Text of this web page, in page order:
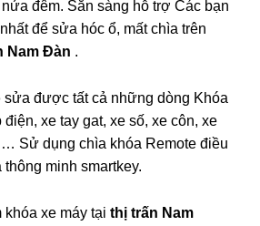
đêm. Sẵn sàng hỗ trợ Các bạn
để sửa hóc ổ, mất chìa trên
Nam Đàn .
sửa được tất cả những dòng Khóa
xe tay gat, xe số, xe côn, xe
Sử dụng chìa khóa Remote điều
minh smartkey.
khóa xe máy tạithị trấn Nam